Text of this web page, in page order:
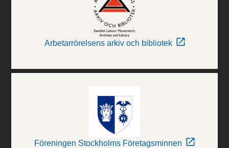
Arbetarrörelsens arkiv och bibliotek
Föreningen Stockholms Företagsminnen